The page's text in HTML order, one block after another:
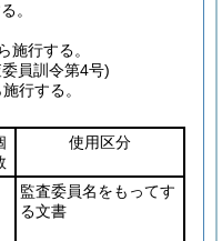
。
施行する。
員訓令第4号)
行する。
使用区分
監査委員名をもってす
る文書